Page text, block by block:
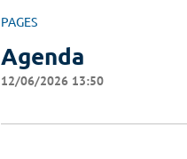
PAGES
Agenda
12/06/2026 13:50